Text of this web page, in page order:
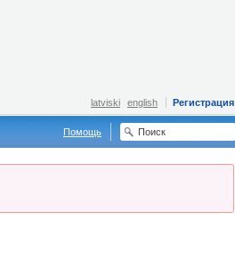
Регистрация
latviski english
Помощь